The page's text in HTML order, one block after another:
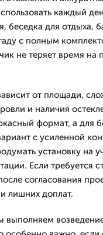
каждый
беседка для отдыха,
с полным
не теряет время на
от площади,
и наличия
формат, а для
с усиленной
установку на
Если требуется
согласования
лишних доплат.
выполняем